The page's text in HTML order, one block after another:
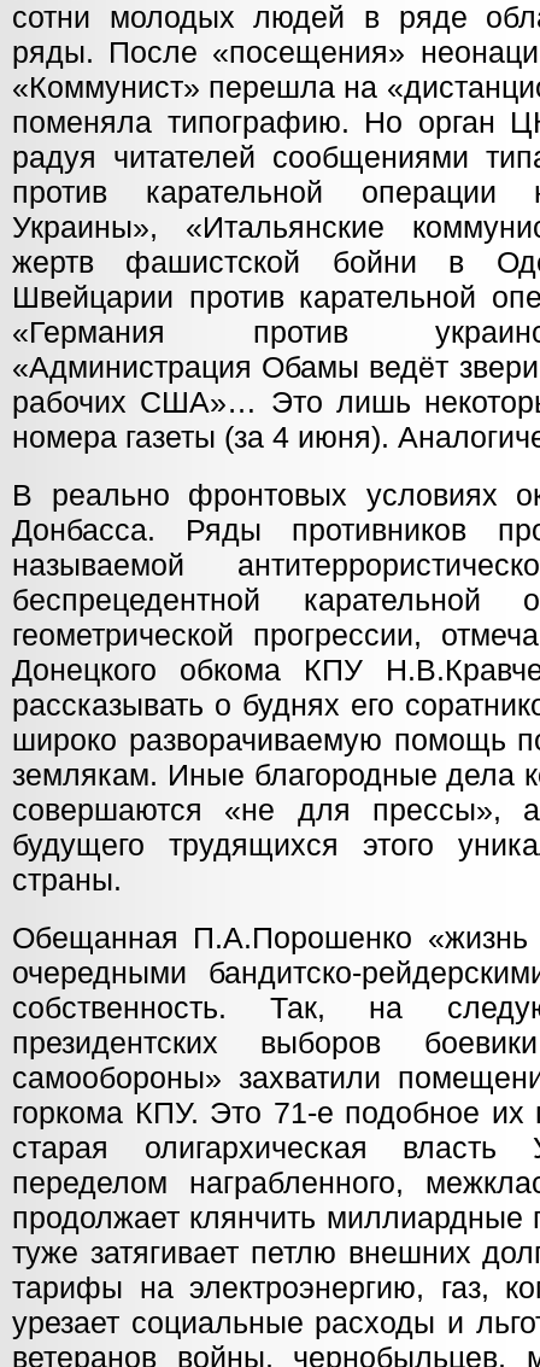
сотни молодых людей в ряде
ряды. После «посещения»
«Коммунист» перешла на
поменяла типографию. Но орган
радуя читателей сообщениями
против карательной
Украины», «Итальянские
жертв фашистской бойни в
Швейцарии против карательной
«Германия против
«Администрация Обамы ведёт
рабочих США»… Это лишь
номера газеты (за 4 июня).
В реально фронтовых условиях
Донбасса. Ряды противников
называемой
беспрецедентной
геометрической прогрессии,
Донецкого обкома КПУ
рассказывать о буднях его
широко разворачиваемую помощь
землякам. Иные благородные дела
совершаются «не для прессы»,
будущего трудящихся этого
страны.
Обещанная П.А.Порошенко «жизнь
очередными бандитско-
собственность. Так, на
президентских выборов
самообороны» захватили
горкома КПУ. Это 71-е подобное их
старая олигархическая власть
переделом награбленного,
продолжает клянчить миллиардные
туже затягивает петлю внешних
тарифы на электроэнергию, газ,
урезает социальные расходы и
ветеранов войны, чернобыльцев,